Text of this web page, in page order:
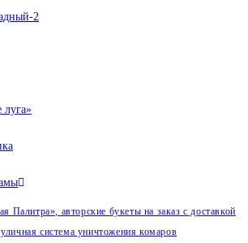
Палитра», авторские букеты на заказ с доставкой
система уничтожения комаров